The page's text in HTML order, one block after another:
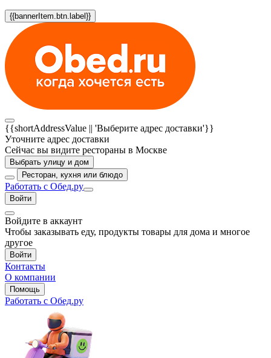
{{bannerItem.btn.label}}
{{shortAddressValue || 'Выберите адрес доставки'}}
Уточните адрес доставки
Сейчас вы видите рестораны в Москве
Выбрать улицу и дом
Ресторан, кухня или блюдо
Работать с Обед.ру
Войти
Войдите в аккаунт
Чтобы заказывать еду, продукты товары для дома и многое
другое
Войти
Контакты
О компании
Помощь
Работать с Обед.ру